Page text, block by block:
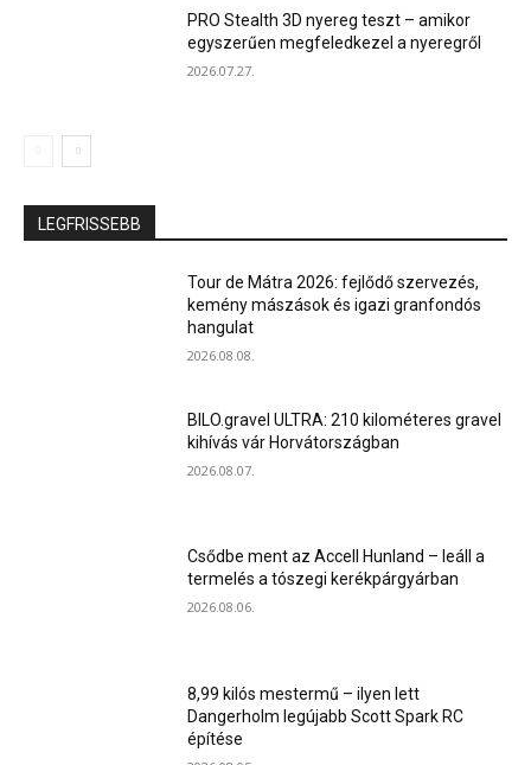
PRO Stealth 3D nyereg teszt – amikor
egyszerűen megfeledkezel a nyeregről
2026.07.27.
LEGFRISSEBB
Tour de Mátra 2026: fejlődő szervezés,
kemény mászások és igazi granfondós
hangulat
2026.08.08.
BILO.gravel ULTRA: 210 kilométeres gravel
kihívás vár Horvátországban
2026.08.07.
Csődbe ment az Accell Hunland – leáll a
termelés a tószegi kerékpárgyárban
2026.08.06.
8,99 kilós mestermű – ilyen lett
Dangerholm legújabb Scott Spark RC
építése